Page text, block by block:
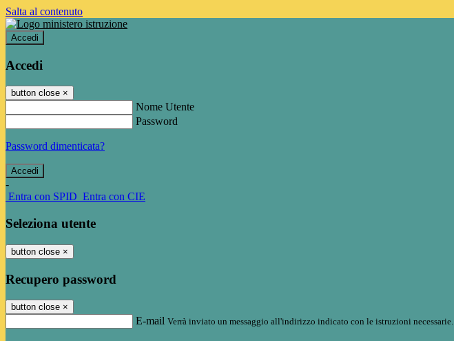
Salta al contenuto
Accedi
Accedi
button close ×
Nome Utente
Password
Password dimenticata?
-
Entra con SPID Entra con CIE
Seleziona utente
button close ×
Recupero password
button close ×
E-mail Verrà inviato un messaggio all'indirizzo indicato con le istruzioni necessarie.